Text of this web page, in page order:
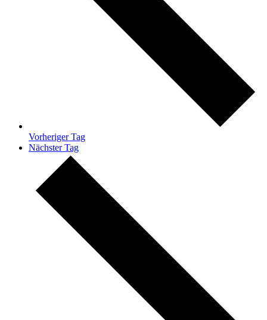
Vorheriger Tag
Nächster Tag